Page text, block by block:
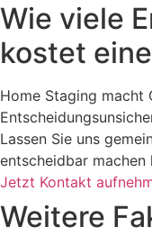
Wie viele
kostet
Home Staging macht
Lassen Sie uns
entscheidbar machen
Jetzt Kontakt
Weitere